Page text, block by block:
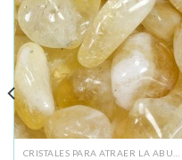
Añadir
a la
lista de
deseos